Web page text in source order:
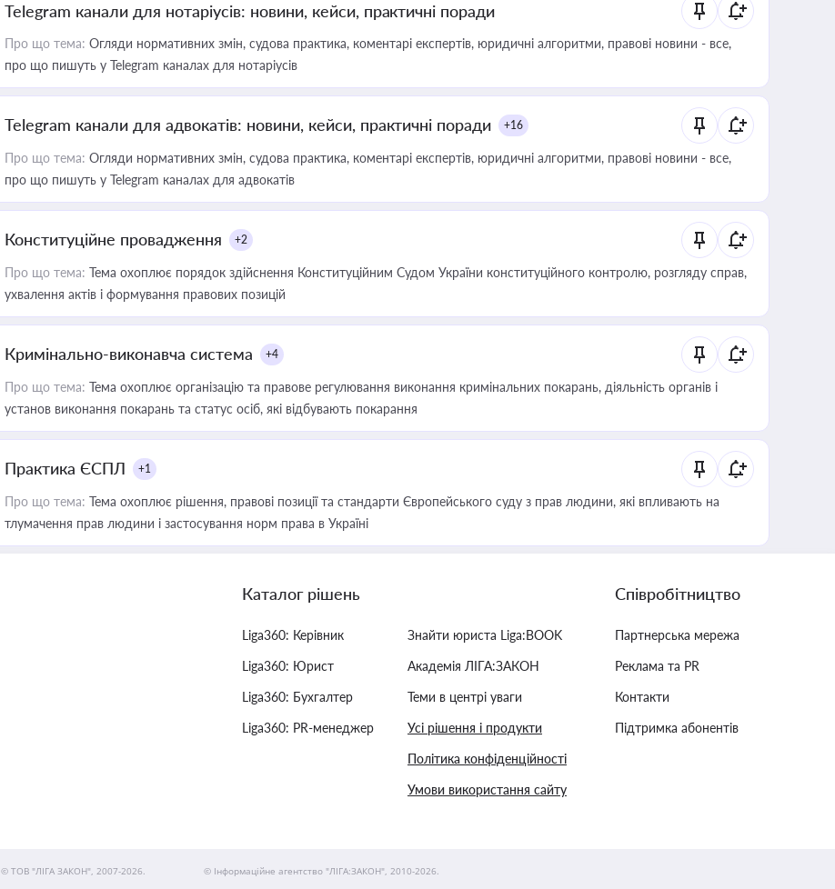
Telegram канали для нотаріусів: новини, кейси, практичні поради
Про що тема: Огляди нормативних змін, судова практика, коментарі експертів, юридичні алгоритми, правові новини - все,
про що пишуть у Telegram каналах для нотаріусів
Telegram канали для адвокатів: новини, кейси, практичні поради +16
Про що тема: Огляди нормативних змін, судова практика, коментарі експертів, юридичні алгоритми, правові новини - все,
про що пишуть у Telegram каналах для адвокатів
Конституційне провадження +2
Про що тема: Тема охоплює порядок здійснення Конституційним Судом України конституційного контролю, розгляду справ,
ухвалення актів і формування правових позицій
Кримінально-виконавча система +4
Про що тема: Тема охоплює організацію та правове регулювання виконання кримінальних покарань, діяльність органів і
установ виконання покарань та статус осіб, які відбувають покарання
Практика ЄСПЛ +1
Про що тема: Тема охоплює рішення, правові позиції та стандарти Європейського суду з прав людини, які впливають на
тлумачення прав людини і застосування норм права в Україні
Каталог рішень
Liga360: Керівник
Liga360: Юрист
Liga360: Бухгалтер
Liga360: PR-менеджер
Знайти юриста Liga:BOOK
Академія ЛІГА:ЗАКОН
Теми в центрі уваги
Усі рішення і продукти
Політика конфіденційності
Умови використання сайту
Співробітництво
Партнерська мережа
Реклама та PR
Контакти
Підтримка абонентів
© ТОВ "ЛІГА ЗАКОН", 2007-2026. © Інформаційне агентство "ЛІГА:ЗАКОН", 2010-2026.